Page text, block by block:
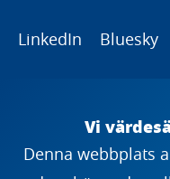
LinkedIn Bluesky
Vi
Denna webbplats